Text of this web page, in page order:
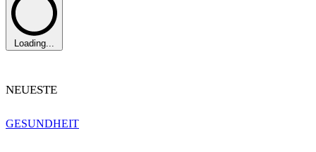
Loading...
NEUESTE
GESUNDHEIT